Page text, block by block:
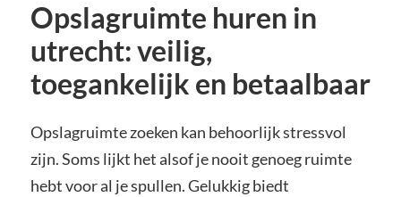
Opslagruimte huren in
utrecht: veilig,
toegankelijk en betaalbaar
Opslagruimte zoeken kan behoorlijk stressvol
zijn. Soms lijkt het alsof je nooit genoeg ruimte
hebt voor al je spullen. Gelukkig biedt